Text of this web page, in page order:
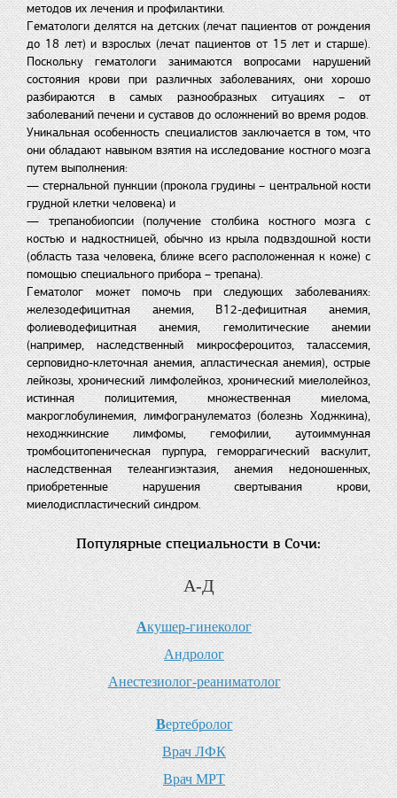
методов их лечения и профилактики.
Гематологи делятся на детских (лечат пациентов от рождения
до 18 лет) и взрослых (лечат пациентов от 15 лет и старше).
Поскольку гематологи занимаются вопросами нарушений
состояния крови при различных заболеваниях, они хорошо
разбираются в самых разнообразных ситуациях – от
заболеваний печени и суставов до осложнений во время родов.
Уникальная особенность специалистов заключается в том, что
они обладают навыком взятия на исследование костного мозга
путем выполнения:
— стернальной пункции (прокола грудины – центральной кости
грудной клетки человека) и
— трепанобиопсии (получение столбика костного мозга с
костью и надкостницей, обычно из крыла подвздошной кости
(область таза человека, ближе всего расположенная к коже) с
помощью специального прибора – трепана).
Гематолог может помочь при следующих заболеваниях:
железодефицитная анемия, В12-дефицитная анемия,
фолиеводефицитная анемия, гемолитические анемии
(например, наследственный микросфероцитоз, талассемия,
серповидно-клеточная анемия, апластическая анемия), острые
лейкозы, хронический лимфолейкоз, хронический миелолейкоз,
истинная полицитемия, множественная миелома,
макроглобулинемия, лимфогранулематоз (болезнь Ходжкина),
неходжкинские лимфомы, гемофилии, аутоиммунная
тромбоцитопеническая пурпура, геморрагический васкулит,
наследственная телеангиэктазия, анемия недоношенных,
приобретенные нарушения свертывания крови,
миелодиспластический синдром.
Популярные специальности в Сочи:
А-Д
Акушер-гинеколог
Андролог
Анестезиолог-реаниматолог
Вертебролог
Врач ЛФК
Врач МРТ